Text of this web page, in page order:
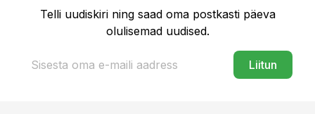
Telli uudiskiri ning saad oma postkasti päeva
olulisemad uudised.
Liitun